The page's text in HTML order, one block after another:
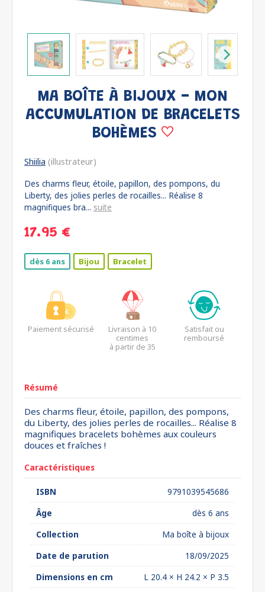
MA BOÎTE À BIJOUX - MON
ACCUMULATION DE BRACELETS
BOHÈMES
Shiilia (illustrateur)
Des charms fleur, étoile, papillon, des pompons, du
Liberty, des jolies perles de rocailles... Réalise 8
magnifiques bra... suite
17.95 €
dès 6 ans Bijou Bracelet
Paiement sécurisé
Livraison à 10
centimes
à partir de 35
Satisfait ou
remboursé
Résumé
Des charms fleur, étoile, papillon, des pompons,
du Liberty, des jolies perles de rocailles... Réalise 8
magnifiques bracelets bohèmes aux couleurs
douces et fraîches !
Caractéristiques
ISBN
9791039545686
Âge
dès 6 ans
Collection
Ma boîte à bijoux
Date de parution
18/09/2025
Dimensions en cm
L 20.4 × H 24.2 × P 3.5